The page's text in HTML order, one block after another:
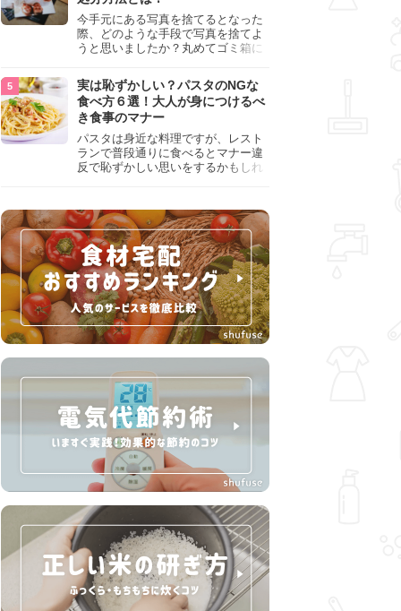
今手元にある写真を捨てるとなった
際、どのような手段で写真を捨てよ
うと思いましたか？丸めてゴミ箱に
真は個人情報が詰まっているので、
ただ丸めただけの状態で捨ててしま
うのは危険です。写真にすべきでは
ない捨て方をまとめているので、ぜ
ひチェックしておきましょう。
実は恥ずかしい？パスタのNGな
食べ方６選！大人が身につけるべ
き食事のマナー
パスタは身近な料理ですが、レスト
ランで普段通りに食べるとマナー違
反で恥ずかしい思いをするかもしれ
して、正しい食べ方を確認しましょ
う。大人の嗜みとして知っておきた
い新常識を解説します。